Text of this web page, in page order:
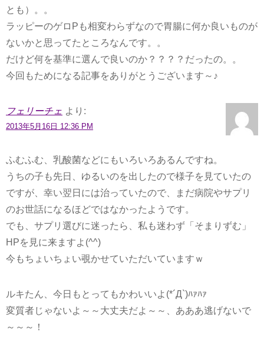
とも）。。
ラッピーのゲロPも相変わらずなので胃腸に何か良いものが
ないかと思ってたところなんです。。
だけど何を基準に選んで良いのか？？？？だったの。。
今回もためになる記事をありがとうございます～♪
フェリーチェ より:
2013年5月16日 12:36 PM
ふむふむ、乳酸菌などにもいろいろあるんですね。
うちの子も先日、ゆるいのを出したので様子を見ていたの
ですが、幸い翌日には治っていたので、まだ病院やサプリ
のお世話になるほどではなかったようです。
でも、サプリ選びに迷ったら、私も迷わず「そまりずむ」
HPを見に来ますよ(^^)
今もちょいちょい覗かせていただいていますｗ
ルキたん、今日もとってもかわいいよ(*´Д`)ﾊｧﾊｧ
変質者じゃないよ～～大丈夫だよ～～、あああ逃げないで
～～～！